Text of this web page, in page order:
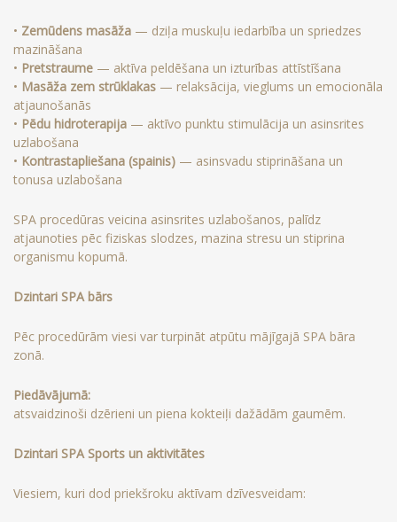
• Zemūdens masāža — dziļa muskuļu iedarbība un spriedzes
mazināšana
• Pretstraume — aktīva peldēšana un izturības attīstīšana
• Masāža zem strūklakas — relaksācija, vieglums un emocionāla
atjaunošanās
• Pēdu hidroterapija — aktīvo punktu stimulācija un asinsrites
uzlabošana
• Kontrastapliešana (spainis) — asinsvadu stiprināšana un
tonusa uzlabošana
SPA procedūras veicina asinsrites uzlabošanos, palīdz
atjaunoties pēc fiziskas slodzes, mazina stresu un stiprina
organismu kopumā.
Dzintari SPA bārs
Pēc procedūrām viesi var turpināt atpūtu mājīgajā SPA bāra
zonā.
Piedāvājumā:
atsvaidzinoši dzērieni un piena kokteiļi dažādām gaumēm.
Dzintari SPA Sports un aktivitātes
Viesiem, kuri dod priekšroku aktīvam dzīvesveidam: